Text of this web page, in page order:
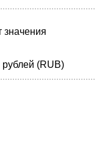
значения
(RUB)